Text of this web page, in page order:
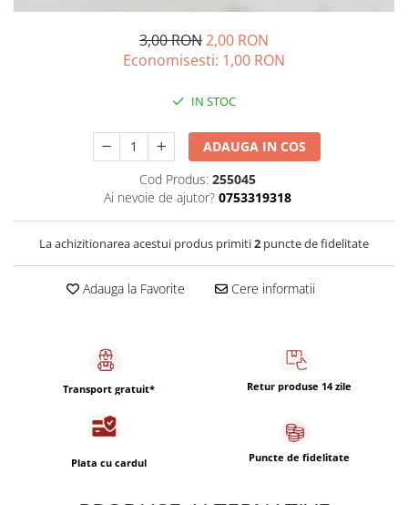
Cafea boabe Segafredo
Alte branduri cafea
Cafea proaspat prajita
Cafea Etiopia
Cafea Columbia
Cafea Brazilia
Cafea Guatemala
Cafea Decofeinizata
Cafea Instant
Capsule de Cafea
Cafea macinata
Tastaturi si butoane
3,00 RON2,00 RON
Economisesti: 1,00 RON
IN STOC
ADAUGA IN COS
Cod Produs: 255045
Ai nevoie de ajutor? 0753319318
La achizitionarea acestui produs primiti2 puncte de fidelitate
Adauga la Favorite Cere informatii
Transport gratuit* Retur produse 14 zile
Plata cu cardul Puncte de fidelitate